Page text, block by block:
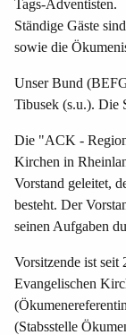
Tags-Adventisten.
Ständige Gäste
sowie die
Unser Bund
Tibusek (s.u.). Die
Die "ACK -
Kirchen in
Vorstand geleitet,
besteht. Der
seinen Aufgaben
Vorsitzende ist seit
Evangelischen
(Stabsstelle